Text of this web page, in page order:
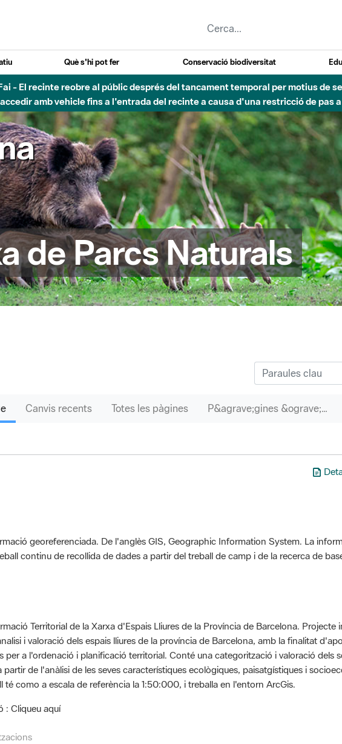
Què s'hi pot fer Conservació biodiversitat
- El recinte reobre al públic després del tancament temporal per motius de
amb vehicle fins a l'entrada del recinte a causa d'una restricció de pas
de Parcs Naturals
Canvis recents Totes les pàgines P&agrave;gines &ograve;rfenes
georeferenciada. De l'anglès GIS, Geographic Information System. La
continu de recollida de dades a partir del treball de camp i de la recerca de
Territorial de la Xarxa d'Espais Lliures de la Província de Barcelona. Projecte
i valoració dels espais lliures de la província de Barcelona, amb la finalitat
per a l'ordenació i planificació territorial. Conté una categorització i valoració dels
partir de l'anàlisi de les seves característiques ecològiques, paisatgístiques i
té como a escala de referència la 1:50:000, i treballa en l'entorn ArcGis.
: Cliqueu aquí